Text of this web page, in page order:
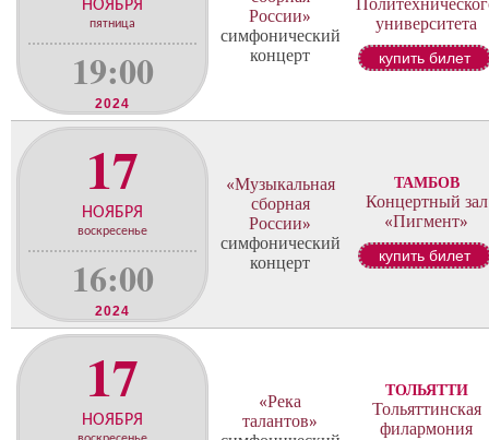
НОЯБРЯ
пятница
19:00
2024
России»
симфонический
концерт
университета
купить билет
17
НОЯБРЯ
воскресенье
16:00
2024
«Музыкальная
сборная
России»
симфонический
концерт
ТАМБОВ
Концертный зал
«Пигмент»
купить билет
17
НОЯБРЯ
«Река
талантов»
ТОЛЬЯТТИ
Тольяттинская
филармония